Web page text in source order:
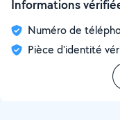
Informations
Numéro de
Pièce d'identité